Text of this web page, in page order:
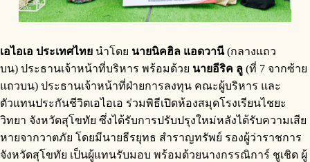
เอไอเอ ประเทศไทย นำโดย นายนิคฮิล แอดวานี(กลางแถว
บน) ประธานเจ้าหน้าที่บริหาร พร้อมด้วย นายอีริค ลู (ที่ 7 จากซ้าย
แถวบน) ประธานเจ้าหน้าที่ฝ่ายการลงทุน คณะผู้บริหาร และ
ตัวแทนประกันชีวิตเอไอเอ ร่วมพิธีเปิดห้องสมุดโรงเรียนไชยะ
วิทยา จังหวัดสุโขทัย ซึ่งได้รับการปรับปรุงใหม่หลังได้รับความเสีย
หายจากวาตภัย โดยมีนายธีรยุทธ สำราญทรัพย์ รองผู้ว่าราชการ
จังหวัดสุโขทัย เป็นผู้แทนรับมอบ พร้อมด้วยนางกรรณิการ์ ชูเชิด ผู้